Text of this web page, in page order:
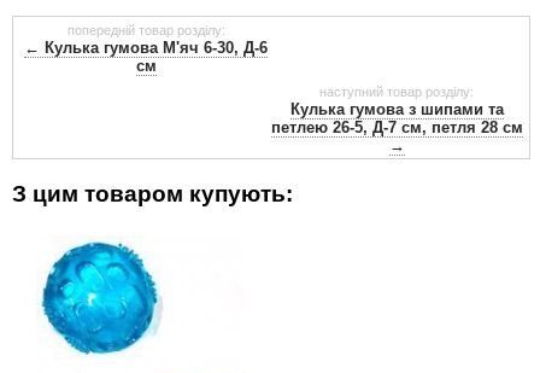
попередній товар розділу:
← Кулька гумова М'яч 6-30, Д-6
см
наступний товар розділу:
Кулька гумова з шипами та
петлею 26-5, Д-7 см, петля 28 см
→
З цим товаром купують: